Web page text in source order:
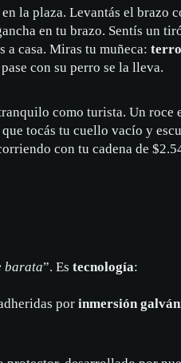
la plaza. Levantás el brazo
en tu brazo. Sentís un
a casa. Miras tu muñeca:
con su perro se la lleva.
como turista. Un roce
tocás tu cuello vacío y
con tu cadena de
barata”. Es tecnología:
por inmersión